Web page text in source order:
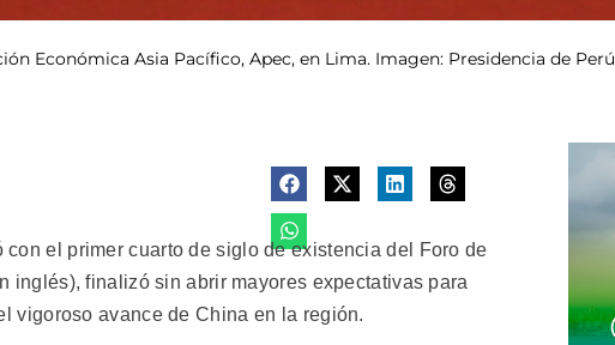
Económica Asia Pacífico, Apec, en Lima. Imagen: Presidencia de Perú
el primer cuarto de siglo de existencia del Foro de
inglés), finalizó sin abrir mayores expectativas para
vigoroso avance de China en la región.